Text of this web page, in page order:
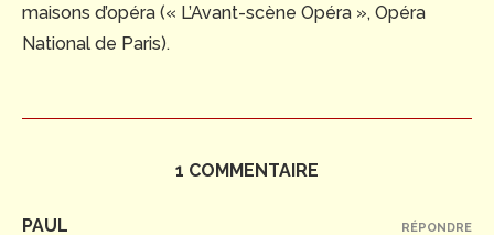
maisons d’opéra (« L’Avant-scène Opéra », Opéra
National de Paris).
1 COMMENTAIRE
PAUL RÉPONDRE